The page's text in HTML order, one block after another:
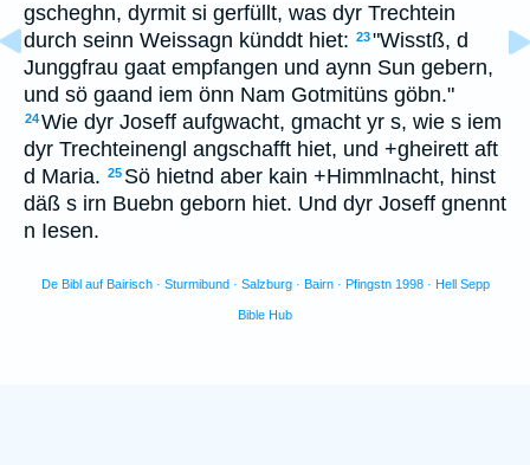
gscheghn, dyrmit si gerfüllt, was dyr Trechtein
durch seinn Weissagn künddt hiet: 23"Wisstß, d
Junggfrau gaat empfangen und aynn Sun gebern,
und sö gaand iem önn Nam Gotmitüns göbn."
24Wie dyr Joseff aufgwacht, gmacht yr s, wie s iem
dyr Trechteinengl angschafft hiet, und +gheirett aft
d Maria. 25 Sö hietnd aber kain +Himmlnacht, hinst
däß s irn Buebn geborn hiet. Und dyr Joseff gnennt
n Iesen.
De Bibl auf Bairisch · Sturmibund · Salzburg · Bairn · Pfingstn 1998 · Hell Sepp
Bible Hub